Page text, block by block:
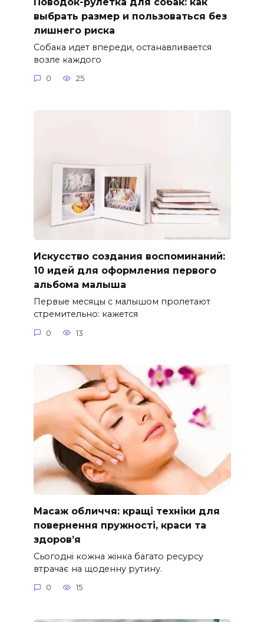
выбрать размер и пользоваться без
лишнего риска
Собака идет впереди, останавливается
возле каждого
0 25
Искусство создания воспоминаний:
10 идей для оформления первого
альбома малыша
Первые месяцы с малышом пролетают
стремительно: кажется
0 13
Масаж обличчя: кращі техніки для
повернення пружності, краси та
здоров’я
Сьогодні кожна жінка багато ресурсу
втрачає на щоденну рутину.
0 15